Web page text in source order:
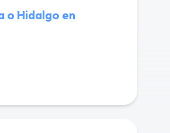
o Hidalgo en